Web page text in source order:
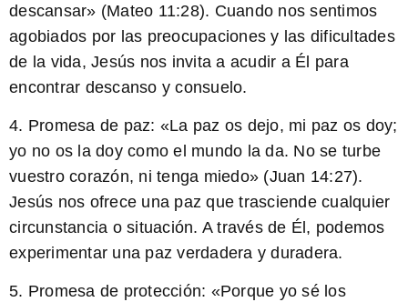
descansar» (Mateo 11:28). Cuando nos sentimos
agobiados por las preocupaciones y las dificultades
de la vida, Jesús nos invita a acudir a Él para
encontrar descanso y consuelo.
4. Promesa de paz: «La paz os dejo, mi paz os doy;
yo no os la doy como el mundo la da. No se turbe
vuestro corazón, ni tenga miedo» (Juan 14:27).
Jesús nos ofrece una paz que trasciende cualquier
circunstancia o situación. A través de Él, podemos
experimentar una paz verdadera y duradera.
5. Promesa de protección: «Porque yo sé los